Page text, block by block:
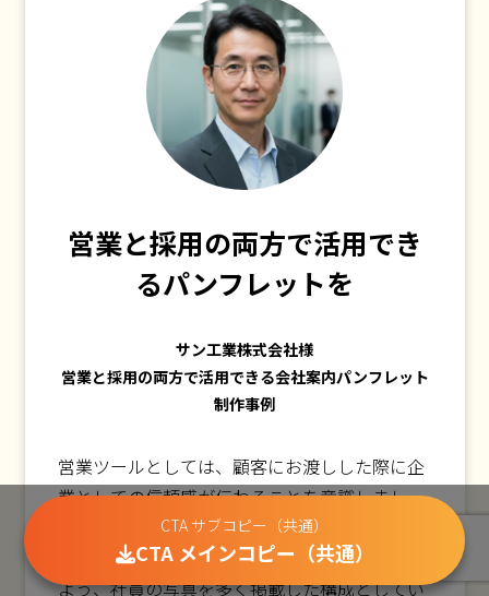
営業と採用の両方で活用でき
るパンフレットを
サン工業株式会社様
営業と採用の両方で活用できる会社案内パンフレット
制作事例
営業ツールとしては、顧客にお渡しした際に企
業としての信頼感が伝わることを意識しまし
た。採用シーンや社員の方、ご家族が目にした
際にも「安心できる会社だ」と感じてもらえる
よう、社員の写真を多く掲載した構成としてい
CTA サブコピー（共通）
CTA メインコピー（共通）